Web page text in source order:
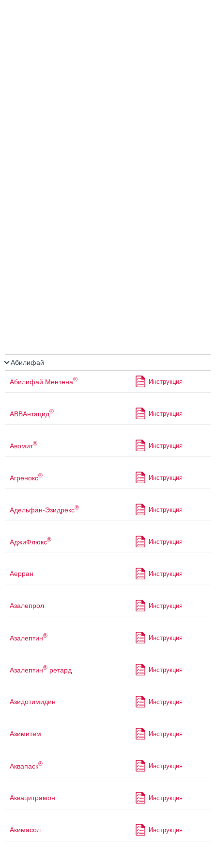
Абилифай
Абилифай Ментена® Инструкция
АВВАнтацид® Инструкция
Авомит® Инструкция
Агренокс® Инструкция
Адельфан-Эзидрекс® Инструкция
АджиФлюкс® Инструкция
Аерран Инструкция
Азалепрол Инструкция
Азалептин® Инструкция
Азалептин® ретард Инструкция
Азидотимидин Инструкция
Азимитем Инструкция
Аквапаск® Инструкция
Аквацитрамон Инструкция
Акимасол Инструкция